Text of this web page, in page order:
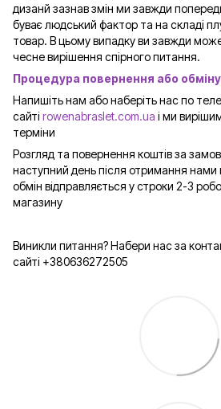
дизанй зазнав змін ми завжди
буває людський фактор та на складі
товар. В цьому випадку ви завжди
чесне вирішення спірного питання.
Процедура повернення або
Напишіть нам або наберіть нас по
сайті rowenabraslet.com.ua і ми
терміни
Розгляд та повернення коштів за
наступний день після отримання
обмін відправляється у строки 2-3
магазину
Виникли питання? Набери нас за
сайті +380636272505